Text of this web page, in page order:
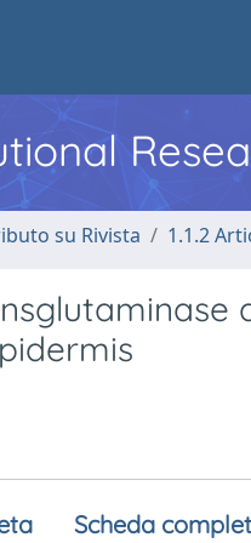
su Rivista 1.1.2
Scheda